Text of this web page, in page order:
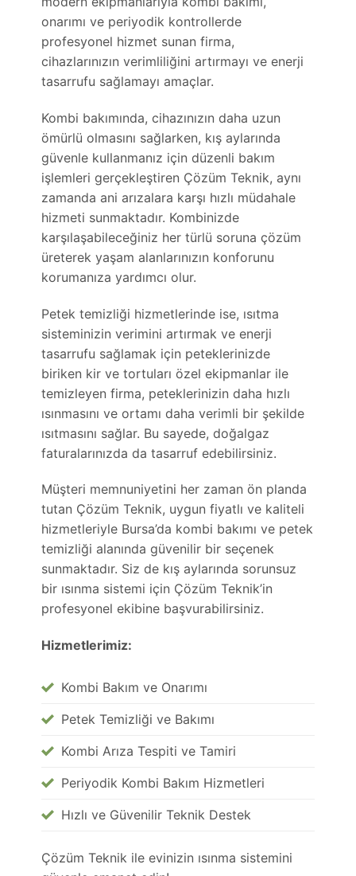
onarımı ve periyodik kontrollerde
profesyonel hizmet sunan firma,
cihazlarınızın verimliliğini artırmayı ve enerji
tasarrufu sağlamayı amaçlar.
Kombi bakımında, cihazınızın daha uzun
ömürlü olmasını sağlarken, kış aylarında
güvenle kullanmanız için düzenli bakım
işlemleri gerçekleştiren Çözüm Teknik, aynı
zamanda ani arızalara karşı hızlı müdahale
hizmeti sunmaktadır. Kombinizde
karşılaşabileceğiniz her türlü soruna çözüm
üreterek yaşam alanlarınızın konforunu
korumanıza yardımcı olur.
Petek temizliği hizmetlerinde ise, ısıtma
sisteminizin verimini artırmak ve enerji
tasarrufu sağlamak için peteklerinizde
biriken kir ve tortuları özel ekipmanlar ile
temizleyen firma, peteklerinizin daha hızlı
ısınmasını ve ortamı daha verimli bir şekilde
ısıtmasını sağlar. Bu sayede, doğalgaz
faturalarınızda da tasarruf edebilirsiniz.
Müşteri memnuniyetini her zaman ön planda
tutan Çözüm Teknik, uygun fiyatlı ve kaliteli
hizmetleriyle Bursa’da kombi bakımı ve petek
temizliği alanında güvenilir bir seçenek
sunmaktadır. Siz de kış aylarında sorunsuz
bir ısınma sistemi için Çözüm Teknik’in
profesyonel ekibine başvurabilirsiniz.
Hizmetlerimiz:
Kombi Bakım ve Onarımı
Petek Temizliği ve Bakımı
Kombi Arıza Tespiti ve Tamiri
Periyodik Kombi Bakım Hizmetleri
Hızlı ve Güvenilir Teknik Destek
Çözüm Teknik ile evinizin ısınma sistemini